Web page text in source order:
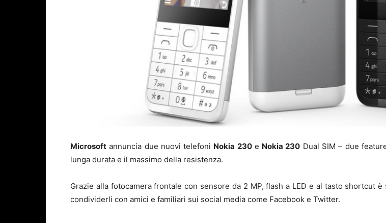
Microsoft annuncia due nuovi telefoni Nokia 230e Nokia 230 Dual SIM – due
lunga durata e il massimo della resistenza.
Grazie alla fotocamera frontale con sensore da 2 MP, flash a LED e al tasto
condividerli con amici e familiari sui social media come Facebook e Twitter.